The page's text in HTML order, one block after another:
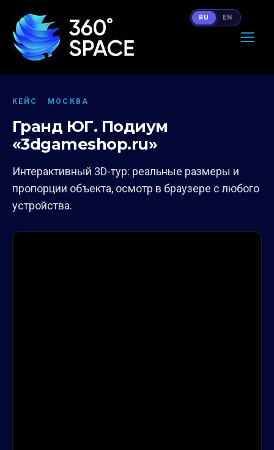
КЕЙС · МОСКВА
Гранд ЮГ. Подиум
«3dgameshop.ru»
Интерактивный 3D-тур: реальные размеры и
пропорции объекта, осмотр в браузере с любого
устройства.
RU EN